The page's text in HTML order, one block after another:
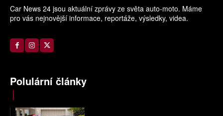
Car News 24 jsou aktuální zprávy ze světa auto-moto. Máme
pro vás nejnovější informace, reportáže, výsledky, videa.
Polulární články